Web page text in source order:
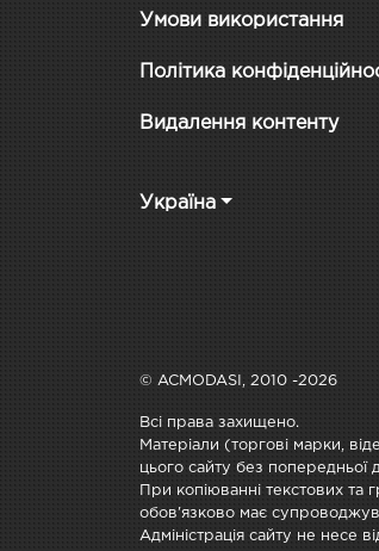
Умови використання
Політика
Видалення контенту
Україна
© ACMODASI, 2010 -2026
Всі права захищено.
Матеріали (торгові марки,
цього сайту без попередньої
При копіюванні текстових та
обов'язково має
Адміністрація сайту не несе